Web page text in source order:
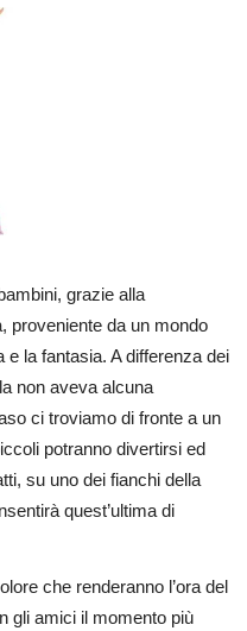
grazie alla
proveniente da un mondo
la fantasia. A differenza dei
non aveva alcuna
ci troviamo di fronte a un
potranno divertirsi ed
su uno dei fianchi della
quest’ultima di
che renderanno l’ora del
gli amici il momento più